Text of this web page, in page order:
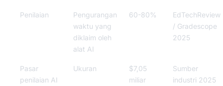
Penilaian
Pengurangan
waktu yang
diklaim oleh
alat AI
60-80%
EdTechReview
/ Gradescope
2025
Pasar
penilaian AI
Ukuran
$7,05
miliar
Sumber
industri 2025